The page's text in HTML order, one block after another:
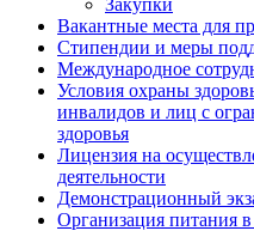
Закупки
Вакантные места для
Стипендии и меры
Международное
Условия охраны
инвалидов и лиц с
здоровья
Лицензия на
деятельности
Демонстрационный
Организация питания